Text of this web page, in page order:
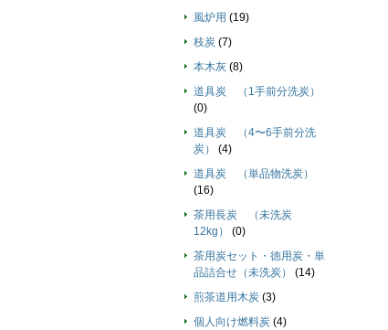
風炉用 (19)
枝炭 (7)
本木灰 (8)
道具炭 （1手前分洗炭）
(0)
道具炭 （4〜6手前分洗
炭）
(4)
道具炭 （単品物洗炭）
(16)
茶用長炭 （未洗炭
12kg）
(0)
茶用炭セット・徳用炭・単
品詰合せ（未洗炭）
(14)
煎茶道用木炭 (3)
個人向け燃料炭 (4)